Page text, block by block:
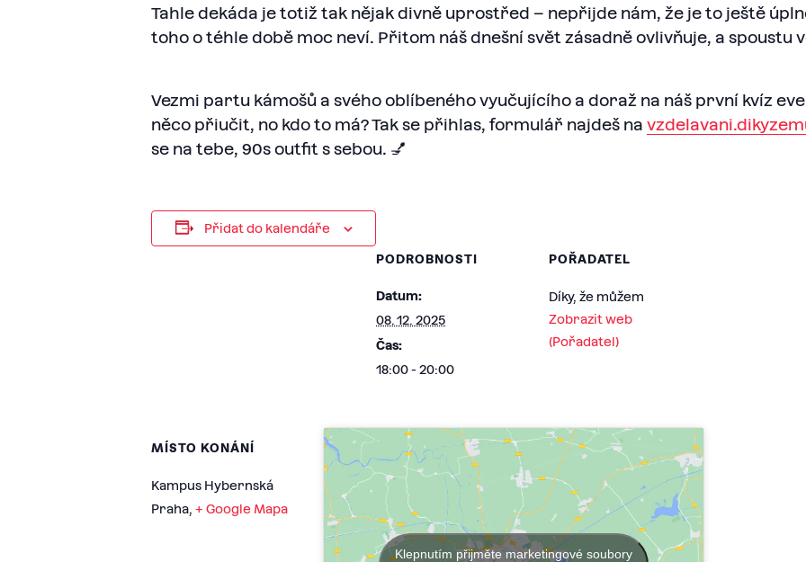
Tahle dekáda je totiž tak nějak divně uprostřed – nepřijde nám, že je to ještě
toho o téhle době moc neví. Přitom náš dnešní svět zásadně ovlivňuje, a spoustu
Vezmi partu kámošů a svého oblíbeného vyučujícího a doraž na náš první kvíz
něco přiučit, no kdo to má? Tak se přihlas, formulář najdeš na
se na tebe, 90s outfit s sebou. 💅
Přidat do kalendáře
PODROBNOSTI
Datum:
08. 12. 2025
Čas:
18:00 - 20:00
POŘADATEL
Díky, že můžem
Zobrazit web
(Pořadatel)
MÍSTO KONÁNÍ
Kampus Hybernská
Praha, + Google Mapa
Klepnutím přijměte marketingové soubory